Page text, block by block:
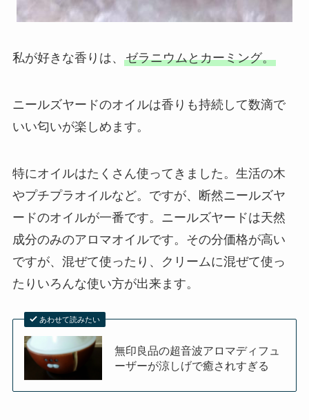
私が好きな香りは、 ゼラニウムとカーミング。
ニールズヤードのオイルは香りも持続して数滴で
いい匂いが楽しめます。
特にオイルはたくさん使ってきました。生活の木
やプチプラオイルなど。ですが、断然ニールズヤ
ードのオイルが一番です。ニールズヤードは天然
成分のみのアロマオイルです。その分価格が高い
ですが、混ぜて使ったり、クリームに混ぜて使っ
たりいろんな使い方が出来ます。
あわせて読みたい
無印良品の超音波アロマディフュ
ーザーが涼しげで癒されすぎる